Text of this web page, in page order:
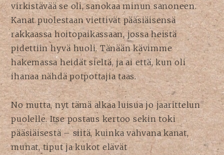
virkistävää se oli, sanokaa minun sanoneen.
Kanat puolestaan viettivät pääsiäisensä
rakkaassa hoitopaikassaan, jossa heistä
pidettiin hyvä huoli. Tänään kävimme
hakemassa heidät sieltä, ja ai että, kun oli
ihanaa nähdä potpottajia taas.
No mutta, nyt tämä alkaa luisua jo jaarittelun
puolelle. Itse postaus kertoo sekin toki
pääsiäisestä – siitä, kuinka vahvana kanat,
munat, tiput ja kukot elävät